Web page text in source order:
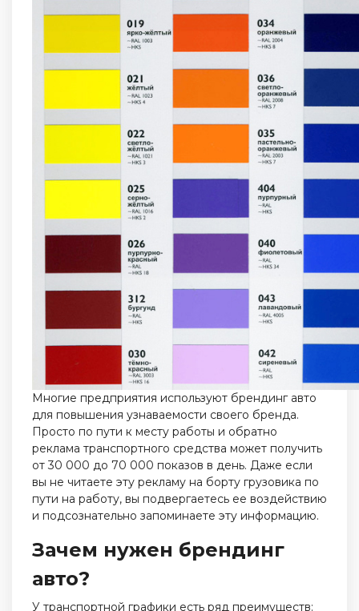
Многие предприятия используют брендинг авто
для повышения узнаваемости своего бренда.
Просто по пути к месту работы и обратно
реклама транспортного средства может получить
от 30 000 до 70 000 показов в день. Даже если
вы не читаете эту рекламу на борту грузовика по
пути на работу, вы подвергаетесь ее воздействию
и подсознательно запоминаете эту информацию.
Зачем нужен брендинг
авто?
У транспортной графики есть ряд преимуществ: